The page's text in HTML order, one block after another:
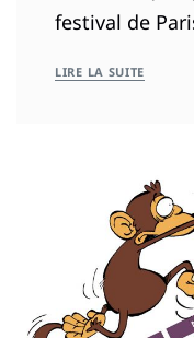
festival de
LIRE LA SUITE